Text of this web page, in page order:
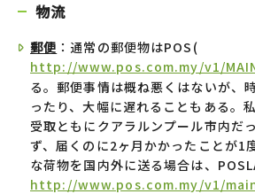
物流
郵便 ：通常の郵便物はPOS(
http://www.pos.com.my/v1/
る。郵便事情は概ね悪くはないが、
ったり、大幅に遅れることもある。
受取ともにクアラルンプール市内だ
ず、届くのに2ヶ月かかったことが1
な荷物を国内外に送る場合は、
http://www.pos.com.my/v1/